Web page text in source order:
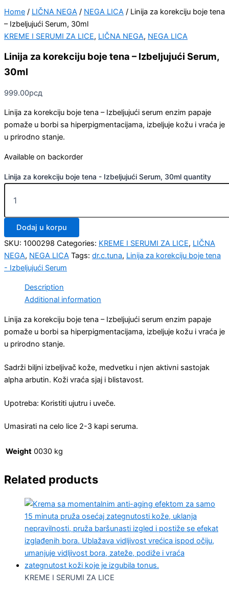
Home / LIČNA NEGA / NEGA LICA / Linija za korekciju boje tena
– Izbeljujući Serum, 30ml
KREME I SERUMI ZA LICE, LIČNA NEGA, NEGA LICA
Linija za korekciju boje tena – Izbeljujući Serum,
30ml
999.00рсд
Linija za korekciju boje tena – Izbeljujući serum enzim papaje
pomaže u borbi sa hiperpigmentacijama, izbeljuje kožu i vraća je
u prirodno stanje.
Available on backorder
Linija za korekciju boje tena - Izbeljujući Serum, 30ml quantity
Dodaj u korpu
SKU: 1000298 Categories: KREME I SERUMI ZA LICE, LIČNA
NEGA, NEGA LICA Tags: dr.c.tuna, Linija za korekciju boje tena
- Izbeljujući Serum
Description
Additional information
Linija za korekciju boje tena – Izbeljujući serum enzim papaje
pomaže u borbi sa hiperpigmentacijama, izbeljuje kožu i vraća je
u prirodno stanje.
Sadrži biljni izbeljivač kože, medvetku i njen aktivni sastojak
alpha arbutin. Koži vraća sjaj i blistavost.
Upotreba: Koristiti ujutru i uveče.
Umasirati na celo lice 2-3 kapi seruma.
Weight 0030 kg
Related products
KREME I SERUMI ZA LICE